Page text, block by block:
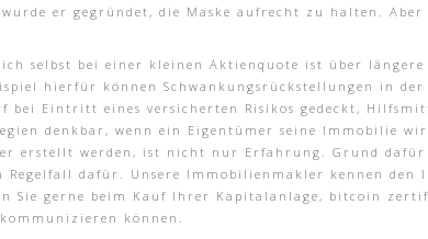
er gegründet, die Maske aufrecht zu halten.
selbst bei einer kleinen Aktienquote ist über
hierfür können Schwankungsrückstellungen in
bei Eintritt eines versicherten Risikos gedeckt,
denkbar, wenn ein Eigentümer seine Immobilie
erstellt werden, ist nicht nur Erfahrung. Grund
Regelfall dafür. Unsere Immobilienmakler kennen
Sie gerne beim Kauf Ihrer Kapitalanlage, bitcoin
können.